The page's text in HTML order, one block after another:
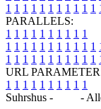
1 1 1 1 1 1 1 1 1 1 1
PARALLELS:
1 1 1 1 1 1 1 1 1 1
1 1 1 1 1 1 1 1 1 1 1
1 1 1 1 1 1 1 1 1 1 1
URL
1 1 1 1 1 1 1 1 1 1
Suhrshus -
-